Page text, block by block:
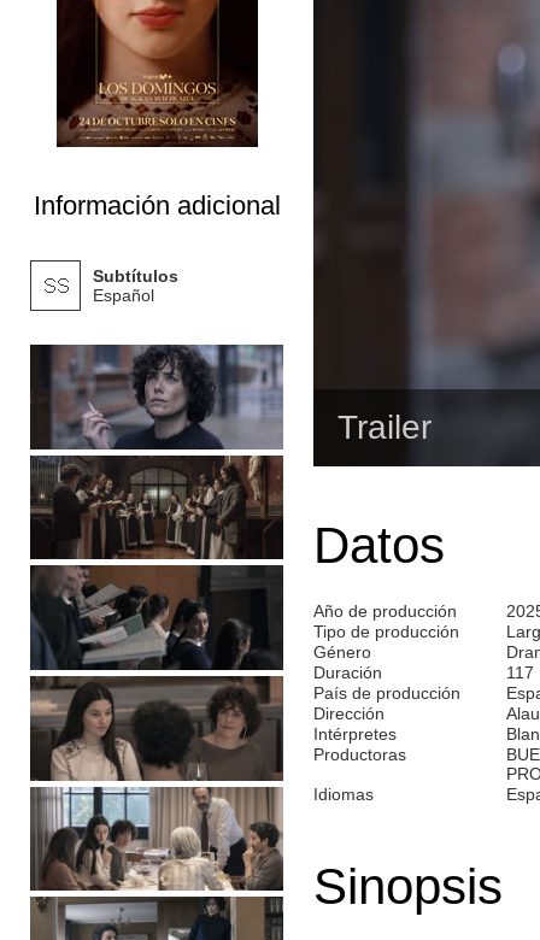
Información adicional
Subtítulos
Español
Trailer
Datos
Año de producción
Tipo de producción
Género
Duración
117
País de producción
Dirección
Intérpretes
Productoras
Idiomas
Sinopsis